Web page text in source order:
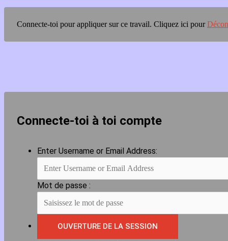
Connecte-toi pour appliquer sur ce travail. Cliquez ici pour
Connecte-toi à toi compte
Enter Username or Email Address:
Mot de passe :